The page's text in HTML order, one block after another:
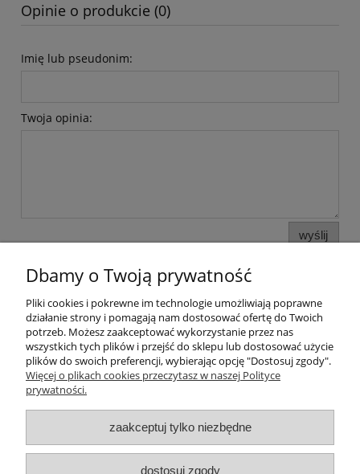
Opinie o produkcie (0)
Imię lub pseudonim:
Twoja opinia:
wyślij
Pomoc
Moje konto
Informacje
O nas
Dbamy o Twoją prywatność
Pliki cookies i pokrewne im technologie umożliwiają poprawne
działanie strony i pomagają nam dostosować ofertę do Twoich
potrzeb. Możesz zaakceptować wykorzystanie przez nas
wszystkich tych plików i przejść do sklepu lub dostosować użycie
plików do swoich preferencji, wybierając opcję "Dostosuj zgody".
Więcej o plikach cookies przeczytasz w naszej Polityce
prywatności.
zaakceptuj tylko niezbędne
dostosuj zgody